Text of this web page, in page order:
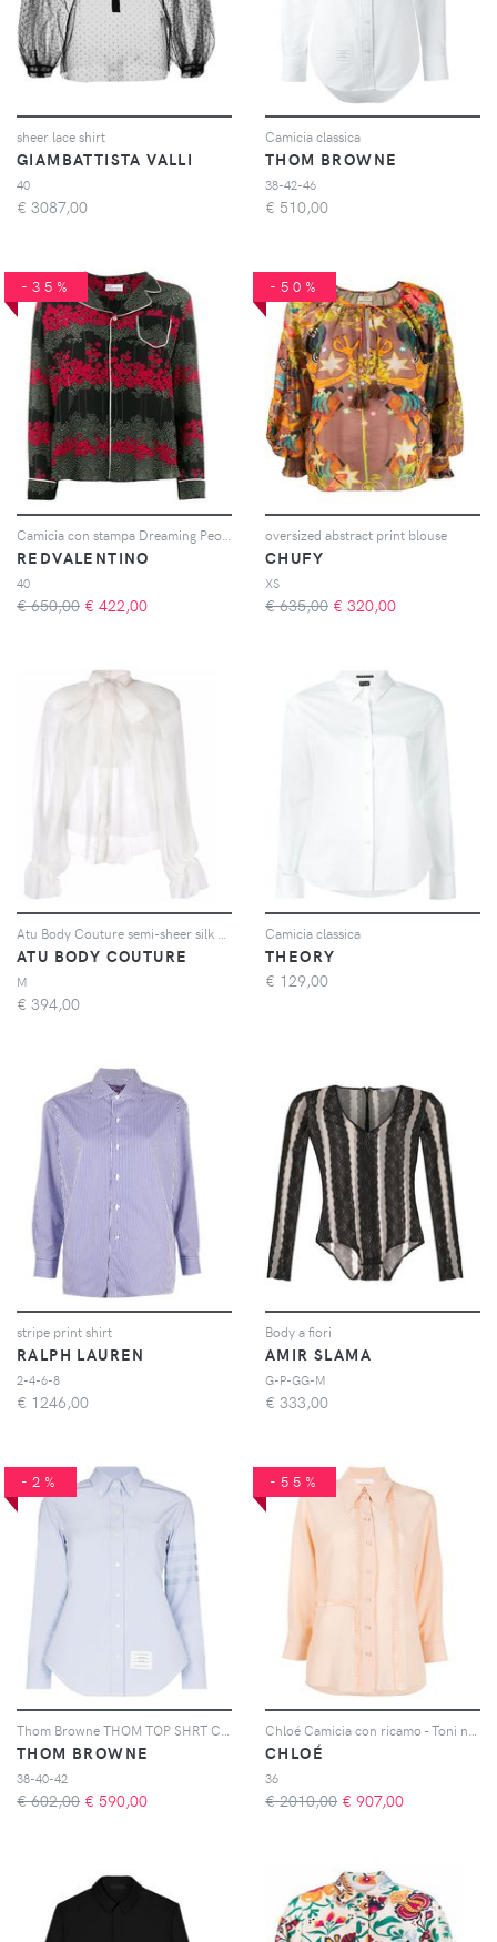
sheer lace shirt
GIAMBATTISTA VALLI
40
€ 3087,00
Camicia classica
THOM BROWNE
38-42-46
€ 510,00
-35%
REDVALENTINO
40
€ 650,00 € 422,00
-50%
oversized abstract print blouse
CHUFY
XS
€ 635,00 € 320,00
ATU BODY COUTURE
M
€ 394,00
Camicia classica
THEORY
€ 129,00
stripe print shirt
RALPH LAUREN
2-4-6-8
€ 1246,00
Body a fiori
AMIR SLAMA
G-P-GG-M
€ 333,00
-2%
THOM BROWNE
38-40-42
€ 602,00 € 590,00
-55%
CHLOÉ
36
€ 2010,00 € 907,00